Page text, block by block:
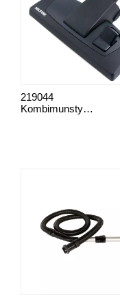
Kombimunstycke, med hjul
219044